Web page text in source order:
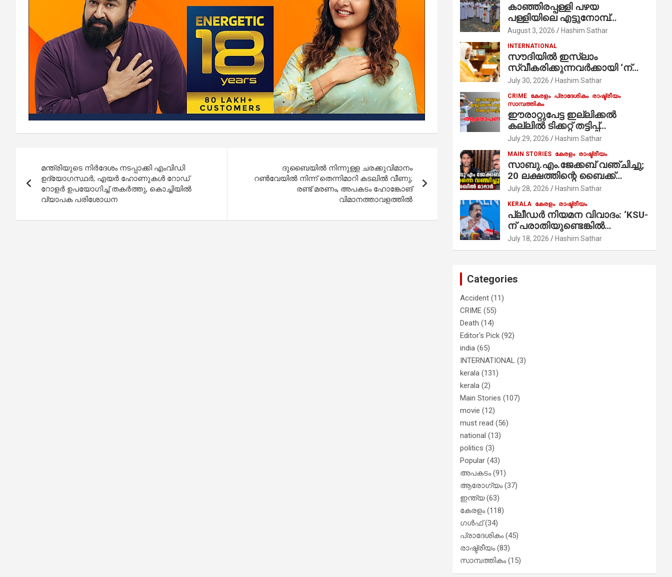
navigation
മന്ത്രിയുടെ നിര്‍ദേശം നടപ്പാക്കി എംവിഡി
ഉദ്യോഗസ്ഥര്‍; എയര്‍ ഹോണുകള്‍ റോഡ്
റോളര്‍ ഉപയോഗിച്ച് തകര്‍ത്തു, കൊച്ചിയിൽ
വ്യാപക പരിശോധന
ദുബൈയിൽ നിന്നുള്ള ചരക്കുവിമാനം
റൺവേയിൽ നിന്ന് തെന്നിമാറി കടലിൽ വീണു;
രണ്ട് മരണം, അപകടം ഹോങ്കോങ്
വിമാനത്താവളത്തിൽ
കാഞ്ഞിരപ്പള്ളി പഴയ
പള്ളിയിലെ എട്ടുനോമ്പ്
ആചരണത്തിന്റെ ഭാഗമായുള്ള
ആർച്ച് പ്രീസ്റ്റ് വെരി. റവ.ഫാ.
കുര്യൻ താമരശ്ശേരി
നിർവഹിക്കുന്നു.
August 3, 2026 Hashim Sathar
INTERNATIONAL
സൗദിയില്‍ ഇസ്‌ലാം
സ്വീകരിക്കുന്നവര്‍ക്കായി ‘ന്യൂ
മുസ്ലിം’ ഡിജിറ്റല്‍ കാര്‍ഡ്
സേവനം ആരംഭിച്ചു
July 30, 2026 Hashim Sathar
CRIME കേരളം പ്രാദേശികം രാഷ്ട്രീയം
സാമ്പത്തികം
ഈരാറ്റുപേട്ട ഇല്ലിക്കൽ
കല്ലിൽ ടിക്കറ്റ് തട്ടിപ്പ്
ആരോപണം;
July 29, 2026 Hashim Sathar
MAIN STORIES കേരളം രാഷ്ട്രീയം
സാബു.എം.ജേക്കബ് വഞ്ചിച്ചു;
20 ലക്ഷത്തിന്റെ ബൈക്ക്
വിറ്റാണ് തൃക്കാക്കരയില്‍
മത്സരിച്ചത്! പ്രചാരണത്തിന്
രണ്ടേ രണ്ടുപേര്‍ മാത്രമാണ്
ഉണ്ടായിരുന്നത്; സാബുവിന്റേത്
വ്യക്തിപരമായ നേട്ടത്തിനുള്ള
പാര്‍ട്ടി; ഇപ്പോള്‍ ഫോണ്‍
വിളിച്ചാല്‍ എടുക്കില്ല;
ദുരനുഭവങ്ങള്‍ തുറന്നടിച്ച്
അഖില്‍ മാരാര്‍ ട്വന്റി 20 വിട്ടു
July 28, 2026 Hashim Sathar
KERALA കേരളം രാഷ്ട്രീയം
പ്ലീഡർ നിയമന വിവാദം: ‘KSU-
ന് പരാതിയുണ്ടെങ്കിൽ
പരിശോധിക്കും’; രമേശ്
ചെന്നിത്തല
July 18, 2026 Hashim Sathar
Categories
Accident (11)
CRIME (55)
Death (14)
Editor's Pick (92)
india (65)
INTERNATIONAL (3)
kerala (131)
kerala (2)
Main Stories (107)
movie (12)
must read (56)
national (13)
politics (3)
Popular (43)
അപകടം(91)
ആരോഗ്യം(37)
ഇന്ത്യ(63)
കേരളം(118)
ഗൾഫ്(34)
പ്രാദേശികം(45)
രാഷ്ട്രീയം(83)
സാമ്പത്തികം(15)